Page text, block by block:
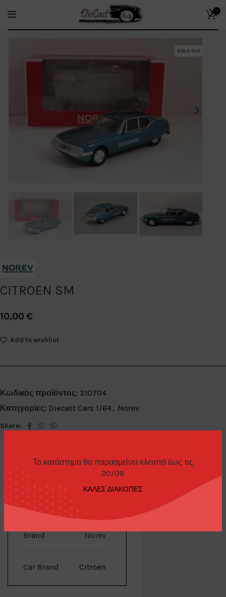
Το κατάστημα θα παρααμείνει κλειστό έως τις
20/08
ΚΑΛΕΣ ΔΙΑΚΟΠΕΣ
0
SOLD OUT
CITROEN SM
10,00 €
Add to wishlist
Κωδικός προϊόντος: 310704
Κατηγορίες: Diecast Cars 1/64, Norev
Share:
ΕΠΙΠΛΈΟΝ ΠΛΗΡΟΦΟΡΊΕΣ
Brand Norev
Car Brand Citroen